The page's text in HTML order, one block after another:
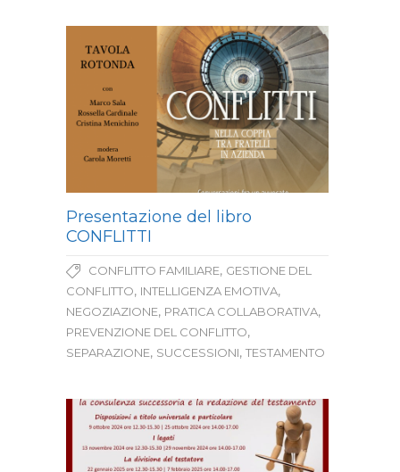
Presentazione del libro
CONFLITTI
CONFLITTO FAMILIARE, GESTIONE DEL
CONFLITTO, INTELLIGENZA EMOTIVA,
NEGOZIAZIONE, PRATICA COLLABORATIVA,
PREVENZIONE DEL CONFLITTO,
SEPARAZIONE, SUCCESSIONI, TESTAMENTO